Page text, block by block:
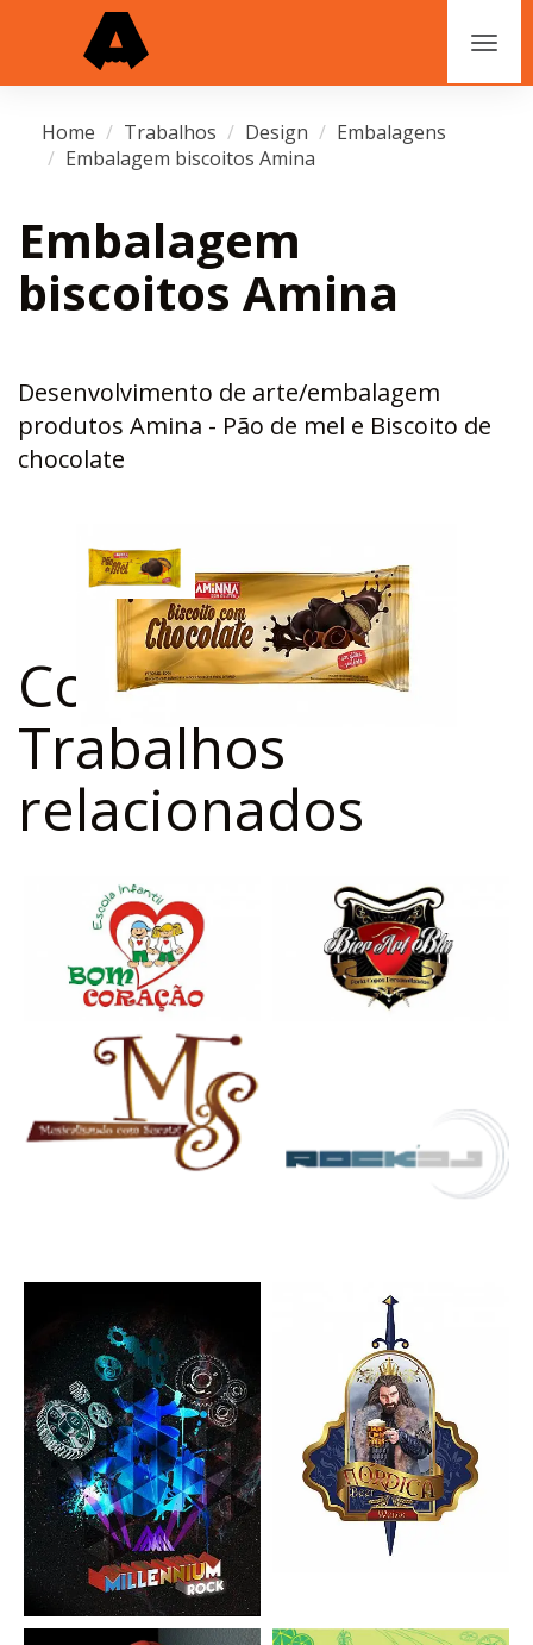
Home Trabalhos Design
Embalagens
Embalagem biscoitos Amina
Embalagem
biscoitos Amina
Desenvolvimento de arte/embalagem
produtos Amina - Pão de mel e Biscoito de
chocolate
Confira outros
Trabalhos
relacionados